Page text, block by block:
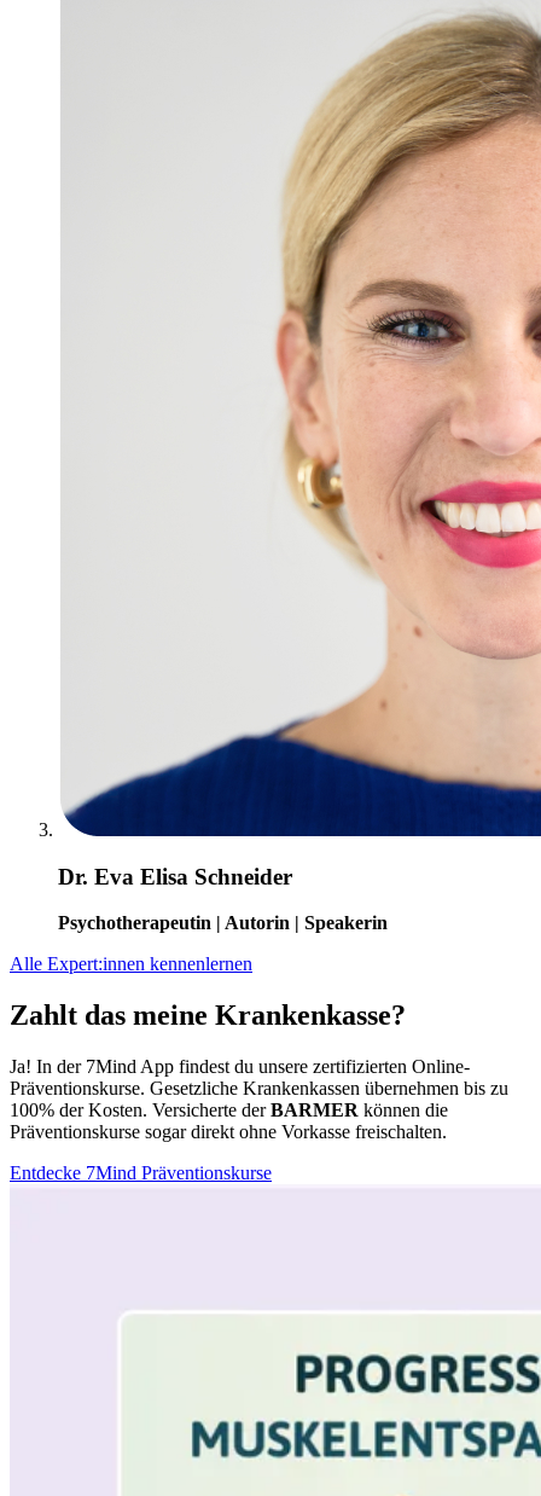
Dr. Eva Elisa Schneider
Psychotherapeutin | Autorin | Speakerin
Alle Expert:innen kennenlernen
Zahlt das meine Krankenkasse?
Ja! In der 7Mind App findest du unsere zertifizierten Online-
Präventionskurse. Gesetzliche Krankenkassen übernehmen bis zu
100% der Kosten. Versicherte derBARMER können die
Präventionskurse sogar direkt ohne Vorkasse freischalten.
Entdecke 7Mind Präventionskurse